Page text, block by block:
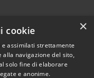
×
cookie
e assimilati strettamente
navigazione del sito,
solo fine di elaborare
e anonime.